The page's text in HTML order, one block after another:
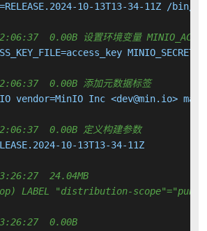
10-13T13-34-11Z /bin/
0.00B 设置环境变量
0.00B 添加元数据标签
vendor=MinIO Inc
0.00B 定义构建参数
10-13T13-34-11Z
24.04MB
LABEL "distribution-
0.00B